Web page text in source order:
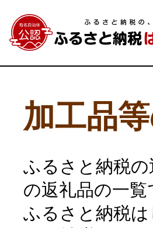
加工品
ふるさと納税
の返礼品の一覧
ふるさと納税